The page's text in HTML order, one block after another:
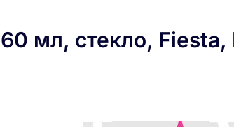
мл, стекло, Fiesta,